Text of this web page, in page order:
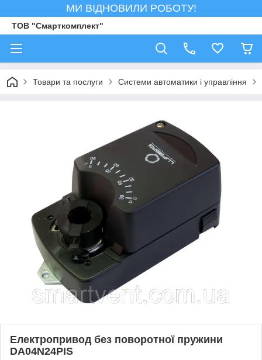
МИ ВІДНОВИЛИ РОБОТУ!
ТОВ "Смарткомплект"
Товари та послуги Системи автоматики і управління
Електропривод без поворотної пружини
DA04N24PIS